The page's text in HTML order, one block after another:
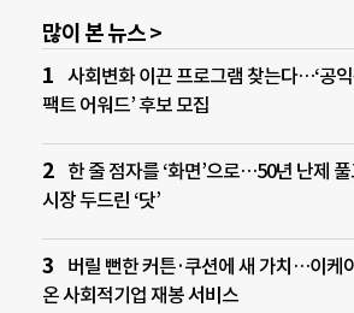
많이 본 뉴스 >
사회변화 이끈 프로그램 찾는다…‘공
팩트 어워드’ 후보 모집
한 줄 점자를 ‘화면’으로…50년 난제 풀
시장 두드린 ‘닷’
버릴 뻔한 커튼·쿠션에 새 가치…이케
온 사회적기업 재봉 서비스